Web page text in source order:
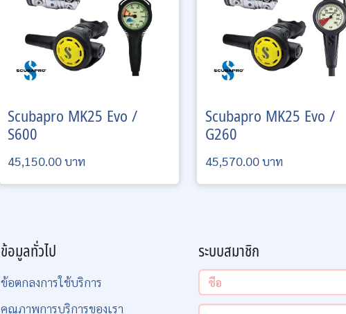
Scubapro MK25 Evo /
S600
45,150.00 บาท
Scubapro MK25 Evo /
G260
45,570.00 บาท
ข้อมูลทั่วไป
ข้อตกลงการใช้บริการ
คุณภาพการบริการของเรา
ระบบสมาชิก